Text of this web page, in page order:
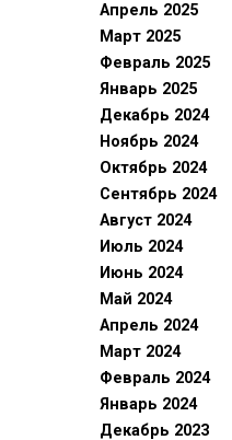
Апрель 2025
Март 2025
Февраль 2025
Январь 2025
Декабрь 2024
Ноябрь 2024
Октябрь 2024
Сентябрь 2024
Август 2024
Июль 2024
Июнь 2024
Май 2024
Апрель 2024
Март 2024
Февраль 2024
Январь 2024
Декабрь 2023